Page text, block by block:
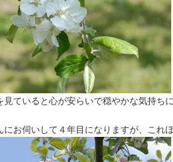
見ていると心が安らいで穏やかな気持ちに
にお伺いして４年目になりますが、これ